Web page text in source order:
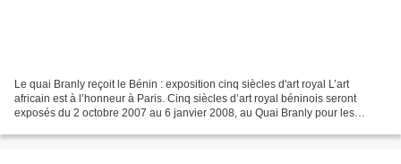
Le quai Branly reçoit le Bénin : exposition cinq siècles d'art royal L’art
africain est à l’honneur à Paris. Cinq siècles d’art royal béninois seront
exposés du 2 octobre 2007 au 6 janvier 2008, au Quai Branly pour les